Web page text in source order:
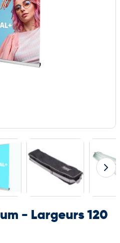
- Largeurs 120